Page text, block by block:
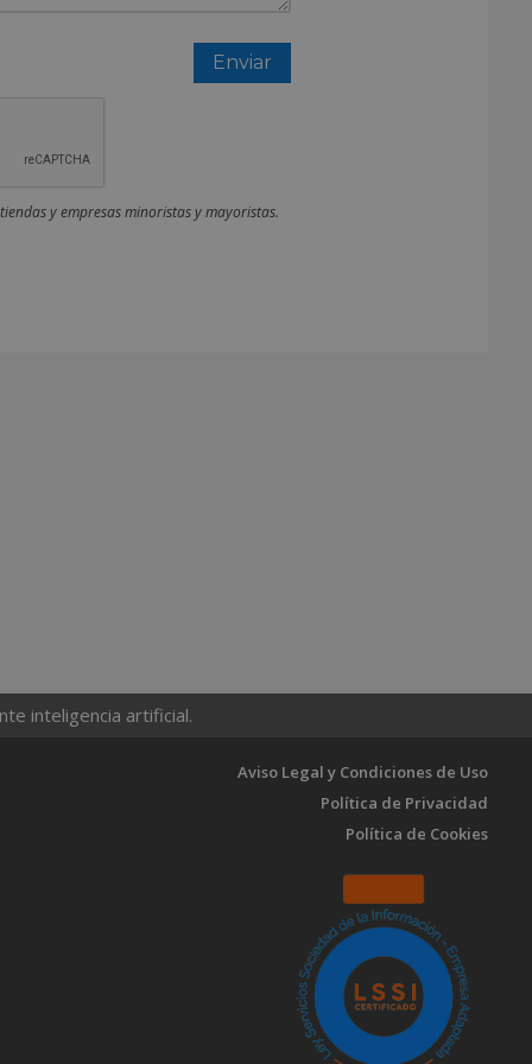
y empresas minoristas y mayoristas.
inteligencia artificial.
Aviso Legal y Condiciones de Uso
Política de Privacidad
Política de Cookies